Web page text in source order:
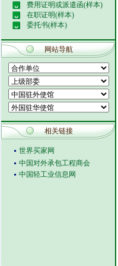
费用证明或派遣函(样本)
在职证明(样本)
委托书(样本)
网站导航
相关链接
世界买家网
中国对外承包工程商会
中国轻工业信息网